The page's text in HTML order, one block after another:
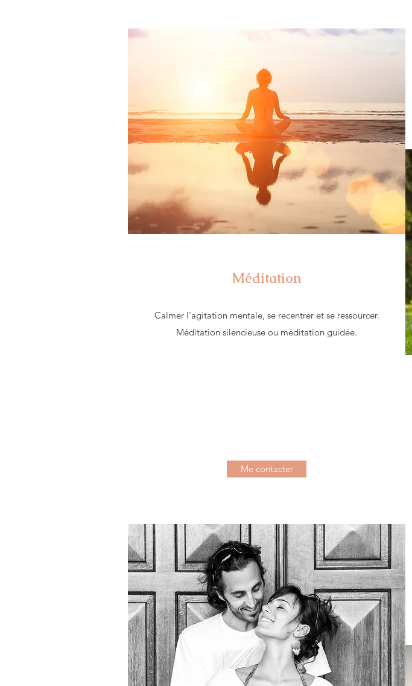
Méditation
Calmer l'agitation mentale, se recentrer et se ressourcer.
Méditation silencieuse ou méditation guidée.
Me contacter